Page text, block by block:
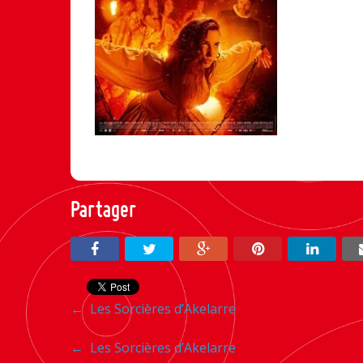
Partager
Navigation
entre
←Les Sorcières d’Akelarre
Navigation
← Les Sorcières d’Akelarre